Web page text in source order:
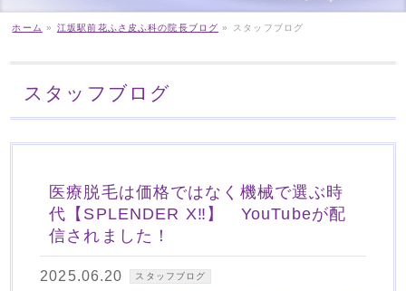
ホーム » 江坂駅前花ふさ皮ふ科の院長ブログ » スタッフブログ
スタッフブログ
医療脱毛は価格ではなく機械で選ぶ時
代【SPLENDER X‼】 YouTubeが配
信されました！
2025.06.20 スタッフブログ